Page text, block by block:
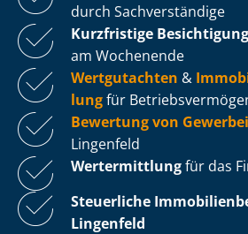
durch Sachverständige
Kurzfristige
am Wochenende
Wertgutachten &
lungfür
Bewertung von
Lingenfeld
Wertermittlungfür das
Steuerliche
Lingenfeld